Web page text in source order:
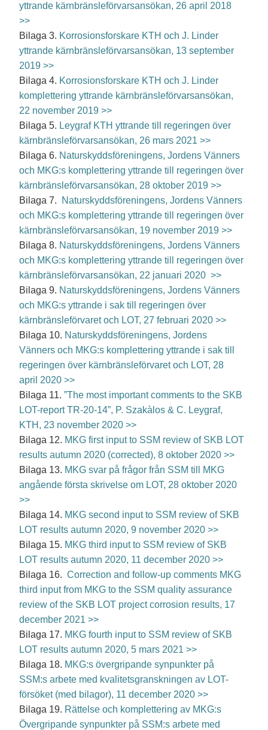
yttrande kärnbränsleförvarsansökan, 26 april 2018
>>
Bilaga 3. Korrosionsforskare KTH och J. Linder
yttrande kärnbränsleförvarsansökan, 13 september
2019 >>
Bilaga 4. Korrosionsforskare KTH och J. Linder
komplettering yttrande kärnbränsleförvarsansökan,
22 november 2019 >>
Bilaga 5. Leygraf KTH yttrande till regeringen över
kärnbränsleförvarsansökan, 26 mars 2021 >>
Bilaga 6. Naturskyddsföreningens, Jordens Vänners
och MKG:s komplettering yttrande till regeringen över
kärnbränsleförvarsansökan, 28 oktober 2019 >>
Bilaga 7.
Naturskyddsföreningens, Jordens Vänners
och MKG:s komplettering yttrande till regeringen över
kärnbränsleförvarsansökan, 19 november 2019 >>
Bilaga 8. Naturskyddsföreningens, Jordens Vänners
och MKG:s komplettering yttrande till regeringen över
kärnbränsleförvarsansökan, 22 januari 2020 >>
Bilaga 9. Naturskyddsföreningens, Jordens Vänners
och MKG:s yttrande i sak till regeringen över
kärnbränsleförvaret och LOT, 27 februari 2020 >>
Bilaga 10. Naturskyddsföreningens, Jordens
Vänners och MKG:s komplettering yttrande i sak till
regeringen över kärnbränsleförvaret och LOT, 28
april 2020 >>
Bilaga 11. ”The most important comments to the SKB
LOT-report TR-20-14”, P. Szakàlos & C. Leygraf,
KTH, 23 november 2020 >>
Bilaga 12. MKG first input to SSM review of SKB LOT
results autumn 2020 (corrected), 8 oktober 2020 >>
Bilaga 13. MKG svar på frågor från SSM till MKG
angående första skrivelse om LOT, 28 oktober 2020
>>
Bilaga 14. MKG second input to SSM review of SKB
LOT results autumn 2020, 9 november 2020 >>
Bilaga 15. MKG third input to SSM review of SKB
LOT results autumn 2020, 11 december 2020 >>
Bilaga 16. Correction and follow-up comments MKG
third input from MKG to the SSM quality assurance
review of the SKB LOT project corrosion results, 17
december 2021 >>
Bilaga 17. MKG fourth input to SSM review of SKB
LOT results autumn 2020, 5 mars 2021 >>
Bilaga 18. MKG:s övergripande synpunkter på
SSM:s arbete med kvalitetsgranskningen av LOT-
försöket (med bilagor), 11 december 2020 >>
Bilaga 19. Rättelse och komplettering av MKG:s
Övergripande synpunkter på SSM:s arbete med